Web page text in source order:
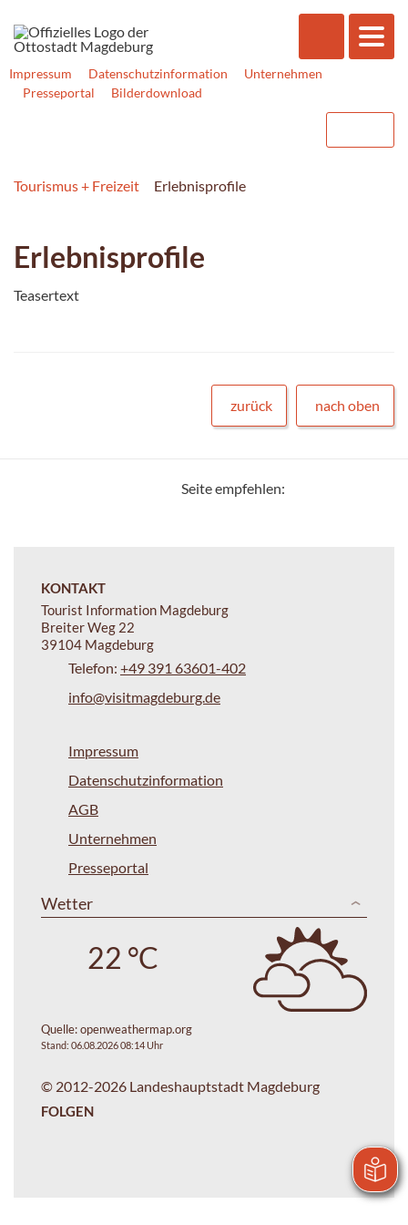
Impressum Datenschutzinformation
Unternehmen
Presseportal
Bilderdownload
Tourismus + Freizeit Erlebnisprofile
Erlebnisprofile
Teasertext
zurück nach oben
Seite empfehlen:
KONTAKT
Tourist Information Magdeburg
Breiter Weg 22
39104 Magdeburg
Telefon: +49 391 63601-402
info@visitmagdeburg.de
Impressum
Datenschutzinformation
AGB
Unternehmen
Presseportal
Wetter
22 °C
Quelle:openweathermap.org
Stand: 06.08.2026 08:14 Uhr
© 2012-2026 Landeshauptstadt Magdeburg
FOLGEN